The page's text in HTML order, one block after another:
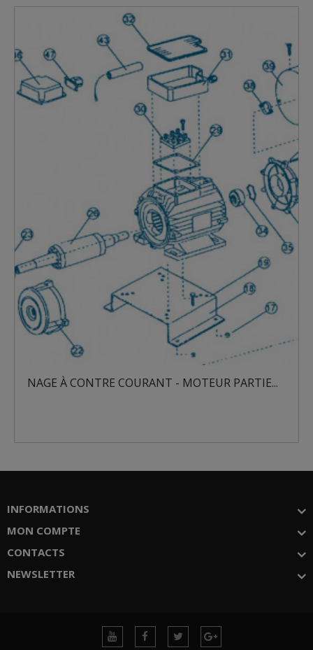
- MOTEUR PARTIE... NAGE À CONTRE
INFORMATIONS
MON COMPTE
CONTACTS
NEWSLETTER